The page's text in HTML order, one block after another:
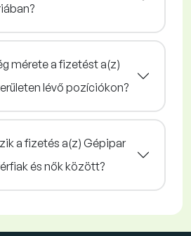
mérete a fizetést a(z)
lévő pozíciókon?
a fizetés a(z) Gépipar
és nők között?